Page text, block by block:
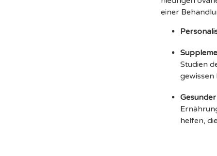
einer
Studien
gewissen
helfen,